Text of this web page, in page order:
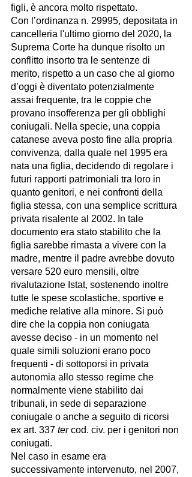
figli, è ancora molto rispettato.
Con l’ordinanza n. 29995, depositata in
cancelleria l'ultimo giorno del 2020, la
Suprema Corte ha dunque risolto un
conflitto insorto tra le sentenze di
merito, rispetto a un caso che al giorno
d’oggi è diventato potenzialmente
assai frequente, tra le coppie che
provano insofferenza per gli obblighi
coniugali. Nella specie, una coppia
catanese aveva posto fine alla propria
convivenza, dalla quale nel 1995 era
nata una figlia, decidendo di regolare i
futuri rapporti patrimoniali tra loro in
quanto genitori, e nei confronti della
figlia stessa, con una semplice scrittura
privata risalente al 2002. In tale
documento era stato stabilito che la
figlia sarebbe rimasta a vivere con la
madre, mentre il padre avrebbe dovuto
versare 520 euro mensili, oltre
rivalutazione Istat, sostenendo inoltre
tutte le spese scolastiche, sportive e
mediche relative alla minore. Si può
dire che la coppia non coniugata
avesse deciso - in un momento nel
quale simili soluzioni erano poco
frequenti - di sottoporsi in privata
autonomia allo stesso regime che
normalmente viene stabilito dai
tribunali, in sede di separazione
coniugale o anche a seguito di ricorsi
ex art. 337 ter cod. civ. per i genitori non
coniugati.
Nel caso in esame era
successivamente intervenuto, nel 2007,